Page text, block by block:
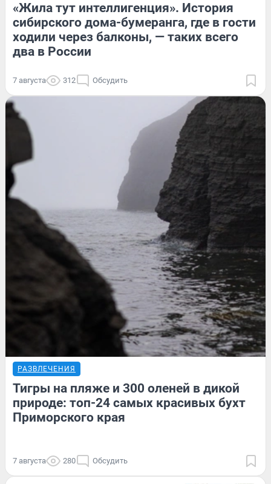
«Жила тут интеллигенция». История
сибирского дома-бумеранга, где в гости
ходили через балконы, — таких всего
два в России
7 августа 312 Обсудить
РАЗВЛЕЧЕНИЯ
Тигры на пляже и 300 оленей в дикой
природе: топ-24 самых красивых бухт
Приморского края
7 августа 280 Обсудить